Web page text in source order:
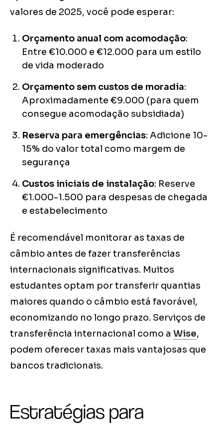
valores de 2025, você pode esperar:
Orçamento anual com acomodação:
Entre €10.000 e €12.000 para um estilo
de vida moderado
Orçamento sem custos de moradia:
Aproximadamente €9.000 (para quem
consegue acomodação subsidiada)
Reserva para emergências: Adicione 10-
15% do valor total como margem de
segurança
Custos iniciais de instalação: Reserve
€1.000-1.500 para despesas de chegada
e estabelecimento
É recomendável monitorar as taxas de
câmbio antes de fazer transferências
internacionais significativas. Muitos
estudantes optam por transferir quantias
maiores quando o câmbio está favorável,
economizando no longo prazo. Serviços de
transferência internacional como a Wise,
podem oferecer taxas mais vantajosas que
bancos tradicionais.
Estratégias para